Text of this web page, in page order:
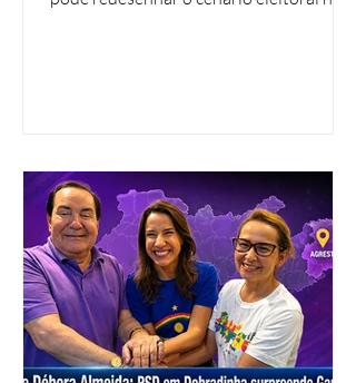
prefeito, que vinha tentando alinhar o
grupo em outra direção política. Na
prática, o gesto esvazia o palanque
adversário em Lajedo e expõe